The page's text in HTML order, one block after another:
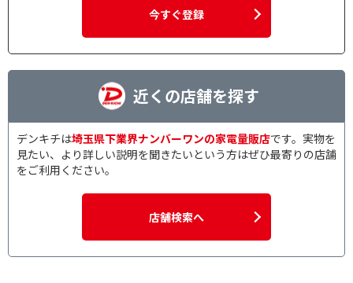
今すぐ登録
近くの店舗を探す
デンキチは埼玉県下業界ナンバーワンの家電量販店です。実物を
見たい、より詳しい説明を聞きたいという方はぜひ最寄りの店舗
をご利用ください。
店舗検索へ